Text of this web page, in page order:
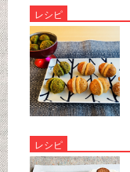
レシピ
レシピ